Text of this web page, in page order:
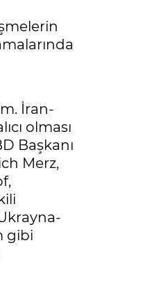
İran-
olması
Başkanı
Merz,
gibi